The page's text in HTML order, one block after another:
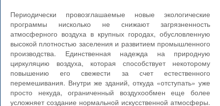
Периодически провозглашаемые новые экологические
программы нисколько не снижают загрязненность
атмосферного воздуха в крупных городах, обусловленную
высокой плотностью заселения и развитием промышленного
производства. Единственная надежда на природную
циркуляцию воздуха, которая способствует некоторому
повышению его свежести за счет естественного
перемешивания. Внутри же зданий, откуда «отступать» уже
просто некуда, ограниченный воздухообмен еще более
усложняет создание нормальной искусственной атмосферы.